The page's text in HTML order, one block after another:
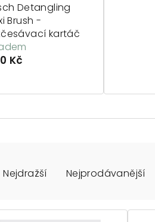
Detangling
Brush -
kartáč
Kč
Nejdražší Nejprodávanější